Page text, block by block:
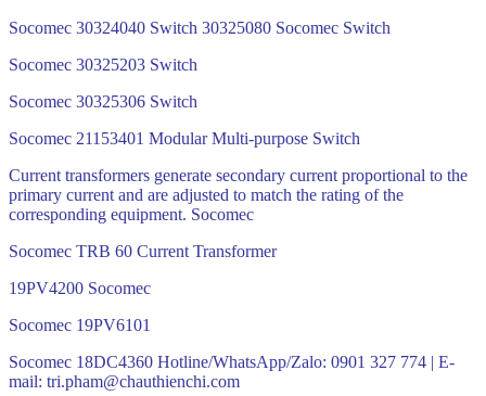
Socomec 30324040 Switch 30325080 Socomec Switch
Socomec 30325203 Switch
Socomec 30325306 Switch
Socomec 21153401 Modular Multi-purpose Switch
Current transformers generate secondary current proportional to the
primary current and are adjusted to match the rating of the
corresponding equipment. Socomec
Socomec TRB 60 Current Transformer
19PV4200 Socomec
Socomec 19PV6101
Socomec 18DC4360 Hotline/WhatsApp/Zalo: 0901 327 774 | E-
mail: tri.pham@chauthienchi.com